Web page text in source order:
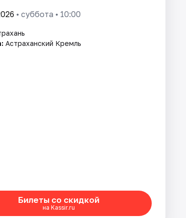
• суббота • 10:00
Астраханский Кремль
Билеты со скидкой
на Kassir.ru